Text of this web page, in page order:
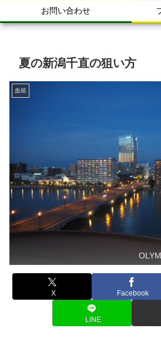
お問い合わせ
夏の新潟千直の狙い方
血統
X Facebook
LINE